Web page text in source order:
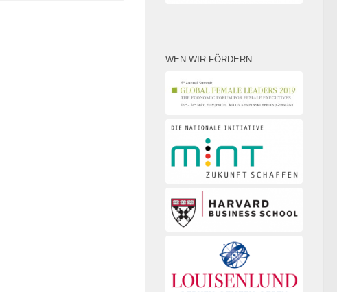
WEN WIR FÖRDERN